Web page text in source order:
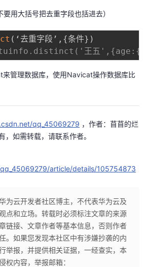
用大括号把去重字段也括进去）
( ‘去重字段’ , {条件} )
王五
管理数据库，使用Navicat操作数据库比
qq_45069279 ，作者：苜苜的烂
，如需转载，请联系作者。
article/details/105754873
为云开发者社区博主，不代表华为云及
点和立场。转载时必须标注文章的来源
链接、文章作者等基本信息，否则作者
。如果您发现本社区中有涉嫌抄袭的内
举报，并提供相关证据，一经查实，本
权内容，举报邮箱：